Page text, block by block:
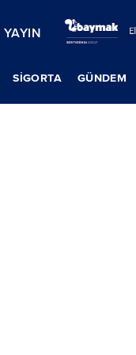
SIGORTA GÜNDEM